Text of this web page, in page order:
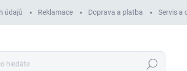
údajů Reklamace Doprava a platba Servis a
Hledat